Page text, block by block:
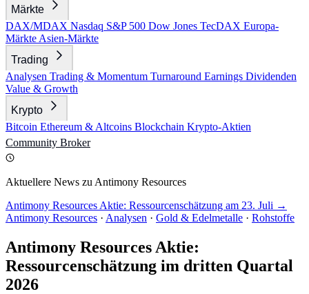
Märkte
DAX/MDAX Nasdaq S&P 500 Dow Jones TecDAX Europa-
Märkte Asien-Märkte
Trading
Analysen Trading & Momentum Turnaround Earnings Dividenden
Value & Growth
Krypto
Bitcoin Ethereum & Altcoins Blockchain Krypto-Aktien
Community Broker
Aktuellere News zu Antimony Resources
Antimony Resources Aktie: Ressourcenschätzung am 23. Juli →
Antimony Resources · Analysen · Gold & Edelmetalle · Rohstoffe
Antimony Resources Aktie:
Ressourcenschätzung im dritten Quartal
2026